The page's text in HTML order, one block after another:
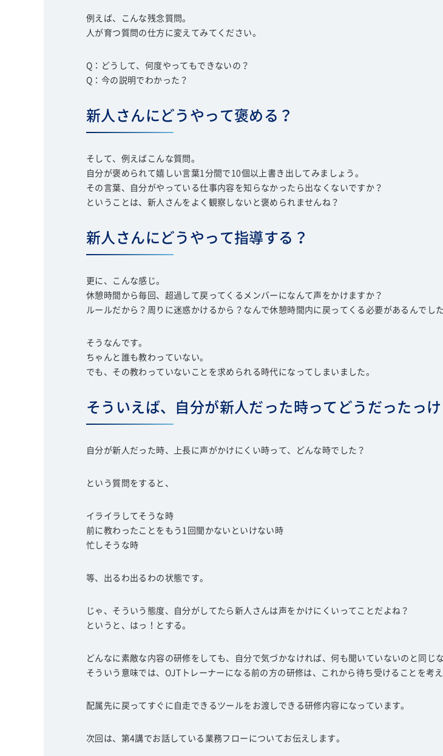
例えば、こんな残念質問。
人が育つ質問の仕方に変えてみてください。
Q：どうして、何度やってもできないの？
Q：今の説明でわかった？
新人さんにどうやって褒める？
そして、例えばこんな質問。
自分が褒められて嬉しい言葉1分間で10個以上書き出してみましょう。
その言葉、自分がやっている仕事内容を知らなかったら出なくないですか？
ということは、新人さんをよく観察しないと褒められませんね？
新人さんにどうやって指導する？
更に、こんな感じ。
休憩時間から毎回、超過して戻ってくるメンバーになんて声をかけますか？
ルールだから？周りに迷惑かけるから？なんで休憩時間内に戻ってくる必要があるんでし
そうなんです。
ちゃんと誰も教わっていない。
でも、その教わっていないことを求められる時代になってしまいました。
そういえば、自分が新人だった時ってどうだったっけ
自分が新人だった時、上長に声がかけにくい時って、どんな時でした？
という質問をすると、
イライラしてそうな時
前に教わったことをもう1回聞かないといけない時
忙しそうな時
等、出るわ出るわの状態です。
じゃ、そういう態度、自分がしてたら新人さんは声をかけにくいってことだよね？
というと、はっ！とする。
どんなに素敵な内容の研修をしても、自分で気づかなければ、何も聞いていないのと同じ
そういう意味では、OJTトレーナーになる前の方の研修は、これから待ち受けることを考
配属先に戻ってすぐに自走できるツールをお渡しできる研修内容になっています。
次回は、第4講でお話している業務フローについてお伝えします。